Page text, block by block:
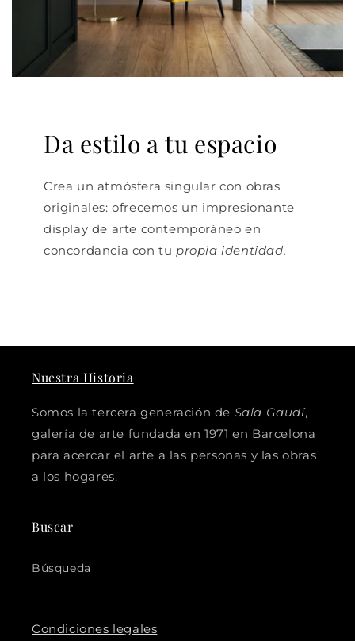
Da estilo a tu espacio
Crea un atmósfera singular con obras
originales: ofrecemos un impresionante
display de arte contemporáneo en
concordancia con tu propia identidad.
Nuestra Historia
Somos la tercera generación de Sala Gaudí,
galería de arte fundada en 1971 en Barcelona
para acercar el arte a las personas y las obras
a los hogares.
Buscar
Búsqueda
Condiciones legales